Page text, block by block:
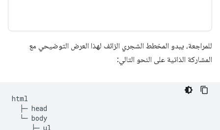
للمراجعة، يبدو المخطط الشجري الزائف لهذا العرض التوضيحي مع
المشاركة الذاتية على النحو التالي:
html
  ├─ head
  └─ body
     ├─ ul